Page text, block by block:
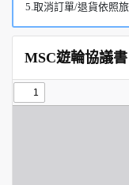
5.取消訂單/退貨依照
MSC遊輪協議書